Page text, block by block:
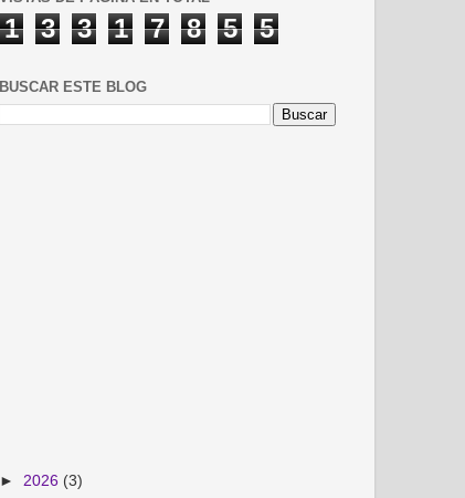
1 3 3 1 7 8 5 5
BUSCAR ESTE BLOG
► 2026 (3)